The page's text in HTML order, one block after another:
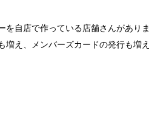
を自店で作っている店舗さんがありま
え、メンバーズカードの発行も増え